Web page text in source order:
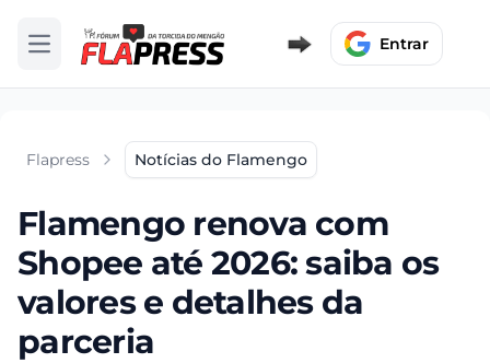
Abrir menu Entrar
Flapress Notícias do Flamengo
Flamengo renova com
Shopee até 2026: saiba os
valores e detalhes da
parceria